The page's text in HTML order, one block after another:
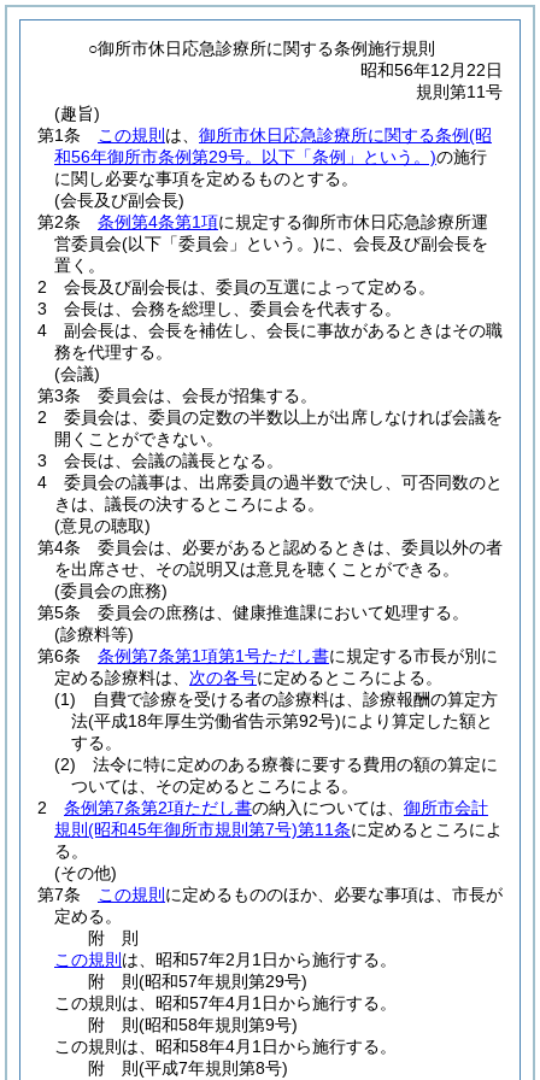
○御所市休日応急診療所に関する条例施行規則
昭和56年12月22日
規則第11号
(趣旨)
第1条
この規則 は、 御所市休日応急診療所に関する条例(昭
和56年御所市条例第29号。以下「条例」という。)の施行
に関し必要な事項を定めるものとする。
(会長及び副会長)
第2条
条例第4条第1項に規定する御所市休日応急診療所運
営委員会(以下「委員会」という。)に、会長及び副会長を
置く。
2
会長及び副会長は、委員の互選によって定める。
3
会長は、会務を総理し、委員会を代表する。
4
副会長は、会長を補佐し、会長に事故があるときはその職
務を代理する。
(会議)
第3条
委員会は、会長が招集する。
2
委員会は、委員の定数の半数以上が出席しなければ会議を
開くことができない。
3
会長は、会議の議長となる。
4
委員会の議事は、出席委員の過半数で決し、可否同数のと
きは、議長の決するところによる。
(意見の聴取)
第4条
委員会は、必要があると認めるときは、委員以外の者
を出席させ、その説明又は意見を聴くことができる。
(委員会の庶務)
第5条
委員会の庶務は、健康推進課において処理する。
(診療料等)
第6条
条例第7条第1項第1号ただし書に規定する市長が別に
定める診療料は、 次の各号に定めるところによる。
(1)
自費で診療を受ける者の診療料は、診療報酬の算定方
法(平成18年厚生労働省告示第92号)により算定した額と
する。
(2)
法令に特に定めのある療養に要する費用の額の算定に
ついては、その定めるところによる。
2
条例第7条第2項ただし書の納入については、 御所市会計
規則 (昭和45年御所市規則第7号)第11条に定めるところによ
る。
(その他)
第7条
この規則 に定めるもののほか、必要な事項は、市長が
定める。
附 則
この規則 は、昭和57年2月1日から施行する。
附 則(昭和57年規則第29号)
この規則は、昭和57年4月1日から施行する。
附 則(昭和58年規則第9号)
この規則は、昭和58年4月1日から施行する。
附 則(平成7年規則第8号)